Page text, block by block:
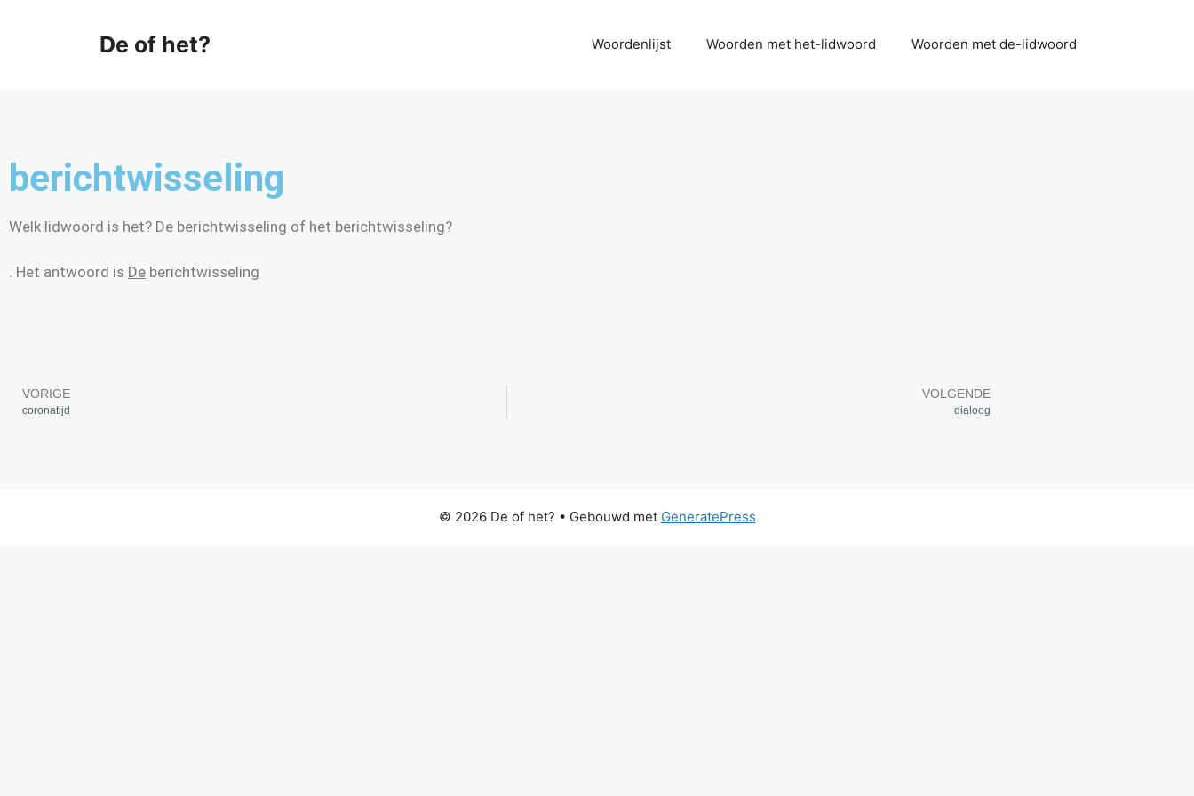
De of het? Woordenlijst Woorden met het-lidwoord Woorden met de-lidwoord
berichtwisseling
Welk lidwoord is het? De berichtwisseling of het berichtwisseling?
. Het antwoord is De berichtwisseling
VORIGE
coronatijd
VOLGENDE
dialoog
© 2026 De of het? • Gebouwd met GeneratePress